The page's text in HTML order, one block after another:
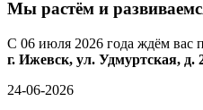
Мы растём и
С 06 июля 2026 года ждём вас
г. Ижевск, ул. Удмуртская, д.
24-06-2026